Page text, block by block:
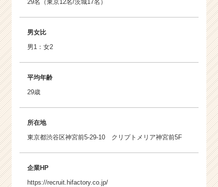
29名（東京12名/茨城17名）
男女比
男1：女2
平均年齢
29歳
所在地
東京都渋谷区神宮前5-29-10 クリプトメリア神宮前5F
企業HP
https://recruit.hifactory.co.jp/